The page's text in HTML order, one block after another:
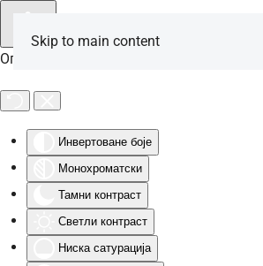
Опције за особе са инвалидитетом
Инвертоване боје
Монохроматски
Тамни контраст
Светли контраст
Ниска сатурација
Skip to main content